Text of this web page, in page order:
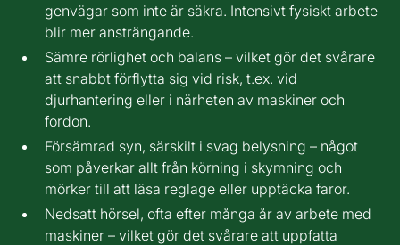
genvägar som inte är säkra. Intensivt fysiskt arbete
blir mer ansträngande.
Sämre rörlighet och balans – vilket gör det svårare
att snabbt förflytta sig vid risk, t.ex. vid
djurhantering eller i närheten av maskiner och
fordon.
Försämrad syn, särskilt i svag belysning – något
som påverkar allt från körning i skymning och
mörker till att läsa reglage eller upptäcka faror.
Nedsatt hörsel, ofta efter många år av arbete med
maskiner – vilket gör det svårare att uppfatta